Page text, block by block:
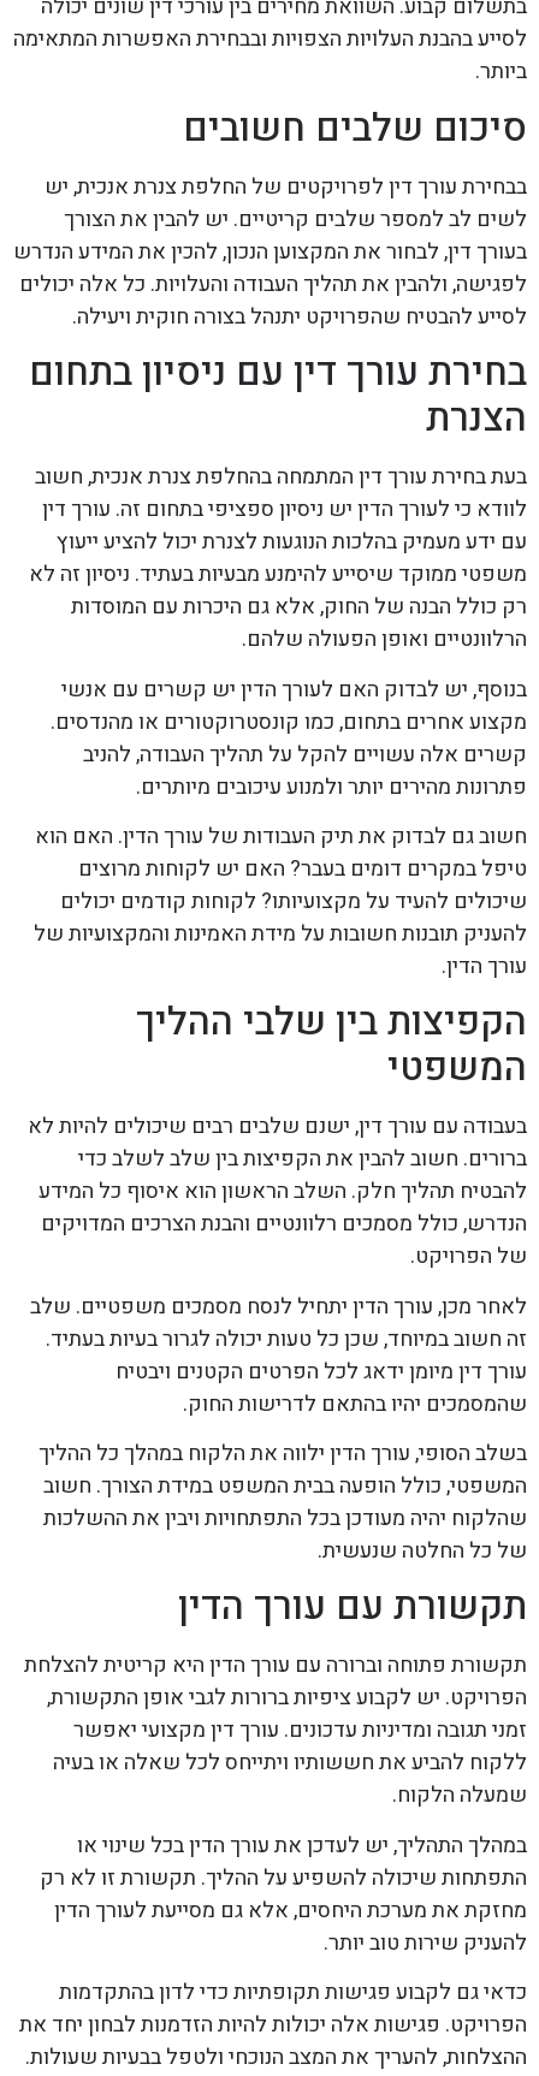
בתשלום קבוע. השוואת מחירים בין עורכי דין שונים יכולה
לסייע בהבנת העלויות הצפויות ובבחירת האפשרות המתאימה
ביותר.
סיכום שלבים חשובים
בבחירת עורך דין לפרויקטים של החלפת צנרת אנכית, יש
לשים לב למספר שלבים קריטיים. יש להבין את הצורך
בעורך דין, לבחור את המקצוען הנכון, להכין את המידע הנדרש
לפגישה, ולהבין את תהליך העבודה והעלויות. כל אלה יכולים
לסייע להבטיח שהפרויקט יתנהל בצורה חוקית ויעילה.
בחירת עורך דין עם ניסיון בתחום
הצנרת
בעת בחירת עורך דין המתמחה בהחלפת צנרת אנכית, חשוב
לוודא כי לעורך הדין יש ניסיון ספציפי בתחום זה. עורך דין
עם ידע מעמיק בהלכות הנוגעות לצנרת יכול להציע ייעוץ
משפטי ממוקד שיסייע להימנע מבעיות בעתיד. ניסיון זה לא
רק כולל הבנה של החוק, אלא גם היכרות עם המוסדות
הרלוונטיים ואופן הפעולה שלהם.
בנוסף, יש לבדוק האם לעורך הדין יש קשרים עם אנשי
מקצוע אחרים בתחום, כמו קונסטרוקטורים או מהנדסים.
קשרים אלה עשויים להקל על תהליך העבודה, להניב
פתרונות מהירים יותר ולמנוע עיכובים מיותרים.
חשוב גם לבדוק את תיק העבודות של עורך הדין. האם הוא
טיפל במקרים דומים בעבר? האם יש לקוחות מרוצים
שיכולים להעיד על מקצועיותו? לקוחות קודמים יכולים
להעניק תובנות חשובות על מידת האמינות והמקצועיות של
עורך הדין.
הקפיצות בין שלבי ההליך
המשפטי
בעבודה עם עורך דין, ישנם שלבים רבים שיכולים להיות לא
ברורים. חשוב להבין את הקפיצות בין שלב לשלב כדי
להבטיח תהליך חלק. השלב הראשון הוא איסוף כל המידע
הנדרש, כולל מסמכים רלוונטיים והבנת הצרכים המדויקים
של הפרויקט.
לאחר מכן, עורך הדין יתחיל לנסח מסמכים משפטיים. שלב
זה חשוב במיוחד, שכן כל טעות יכולה לגרור בעיות בעתיד.
עורך דין מיומן ידאג לכל הפרטים הקטנים ויבטיח
שהמסמכים יהיו בהתאם לדרישות החוק.
בשלב הסופי, עורך הדין ילווה את הלקוח במהלך כל ההליך
המשפטי, כולל הופעה בבית המשפט במידת הצורך. חשוב
שהלקוח יהיה מעודכן בכל התפתחויות ויבין את ההשלכות
של כל החלטה שנעשית.
תקשורת עם עורך הדין
תקשורת פתוחה וברורה עם עורך הדין היא קריטית להצלחת
הפרויקט. יש לקבוע ציפיות ברורות לגבי אופן התקשורת,
זמני תגובה ומדיניות עדכונים. עורך דין מקצועי יאפשר
ללקוח להביע את חששותיו ויתייחס לכל שאלה או בעיה
שמעלה הלקוח.
במהלך התהליך, יש לעדכן את עורך הדין בכל שינוי או
התפתחות שיכולה להשפיע על ההליך. תקשורת זו לא רק
מחזקת את מערכת היחסים, אלא גם מסייעת לעורך הדין
להעניק שירות טוב יותר.
כדאי גם לקבוע פגישות תקופתיות כדי לדון בהתקדמות
הפרויקט. פגישות אלה יכולות להיות הזדמנות לבחון יחד את
ההצלחות, להעריך את המצב הנוכחי ולטפל בבעיות שעולות.